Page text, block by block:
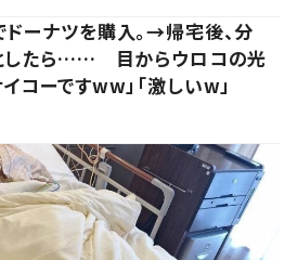
ドーナツを購入。→帰宅後、分
したら…… 目からウロコの光
コーですww」「激しいw」